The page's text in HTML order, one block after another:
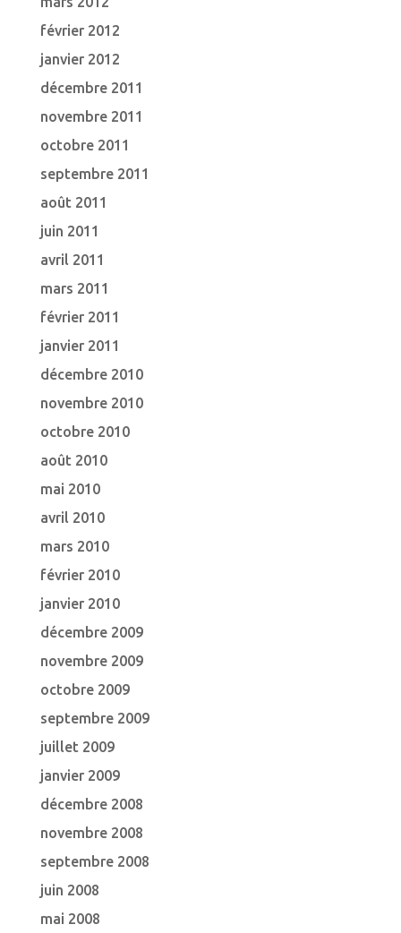
février 2012
janvier 2012
décembre 2011
novembre 2011
octobre 2011
septembre 2011
août 2011
juin 2011
avril 2011
mars 2011
février 2011
janvier 2011
décembre 2010
novembre 2010
octobre 2010
août 2010
mai 2010
avril 2010
mars 2010
février 2010
janvier 2010
décembre 2009
novembre 2009
octobre 2009
septembre 2009
juillet 2009
janvier 2009
décembre 2008
novembre 2008
septembre 2008
juin 2008
mai 2008